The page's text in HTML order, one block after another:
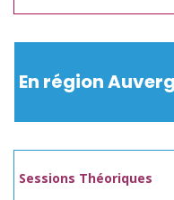
En région
Sessions Théoriques